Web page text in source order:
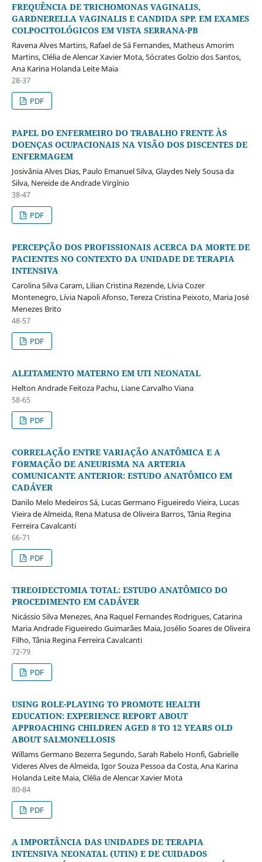
FREQUÊNCIA DE TRICHOMONAS VAGINALIS,
GARDNERELLA VAGINALIS E CANDIDA SPP. EM EXAMES
COLPOCITOLÓGICOS EM VISTA SERRANA-PB
Ravena Alves Martins, Rafael de Sá Fernandes, Matheus Amorim
Martins, Clélia de Alencar Xavier Mota, Sócrates Golzio dos Santos,
Ana Karina Holanda Leite Maia
28-37
PDF
PAPEL DO ENFERMEIRO DO TRABALHO FRENTE ÀS
DOENÇAS OCUPACIONAIS NA VISÃO DOS DISCENTES DE
ENFERMAGEM
Josivânia Alves Dias, Paulo Emanuel Silva, Glaydes Nely Sousa da
Silva, Nereide de Andrade Virgínio
38-47
PDF
PERCEPÇÃO DOS PROFISSIONAIS ACERCA DA MORTE DE
PACIENTES NO CONTEXTO DA UNIDADE DE TERAPIA
INTENSIVA
Carolina Silva Caram, Lilian Cristina Rezende, Lívia Cozer
Montenegro, Lívia Napoli Afonso, Tereza Cristina Peixoto, Maria José
Menezes Brito
48-57
PDF
ALEITAMENTO MATERNO EM UTI NEONATAL
Helton Andrade Feitoza Pachu, Liane Carvalho Viana
58-65
PDF
CORRELAÇÃO ENTRE VARIAÇÃO ANATÔMICA E A
FORMAÇÃO DE ANEURISMA NA ARTERIA
COMUNICANTE ANTERIOR: ESTUDO ANATÔMICO EM
CADÁVER
Danilo Melo Medeiros Sá, Lucas Germano Figueiredo Vieira, Lucas
Vieira de Almeida, Rena Matusa de Oliveira Barros, Tânia Regina
Ferreira Cavalcanti
66-71
PDF
TIREOIDECTOMIA TOTAL: ESTUDO ANATÔMICO DO
PROCEDIMENTO EM CADÁVER
Nicássio Silva Menezes, Ana Raquel Fernandes Rodrigues, Catarina
Maria Andrade Figueiredo Guimarães Maia, Josélio Soares de Oliveira
Filho, Tânia Regina Ferreira Cavalcanti
72-79
PDF
USING ROLE-PLAYING TO PROMOTE HEALTH
EDUCATION: EXPERIENCE REPORT ABOUT
APPROACHING CHILDREN AGED 8 TO 12 YEARS OLD
ABOUT SALMONELLOSIS
Willams Germano Bezerra Segundo, Sarah Rabelo Honfi, Gabrielle
Videres Alves de Almeida, Igor Souza Pessoa da Costa, Ana Karina
Holanda Leite Maia, Clélia de Alencar Xavier Mota
80-84
PDF
A IMPORTÂNCIA DAS UNIDADES DE TERAPIA
INTENSIVA NEONATAL (UTIN) E DE CUIDADOS